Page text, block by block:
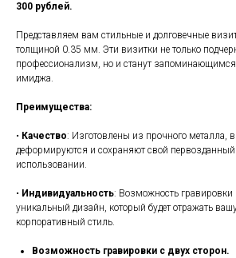
300 рублей.
Представляем вам стильные и долговечные
толщиной 0.35 мм. Эти визитки не только
профессионализм, но и станут
имиджа.
Преимущества:
• Качество: Изготовлены из прочного металла,
деформируются и сохраняют свой
использовании.
• Индивидуальность: Возможность гравировки
уникальный дизайн, который будет отражать
корпоративный стиль.
Возможность гравировки с двух сторон.